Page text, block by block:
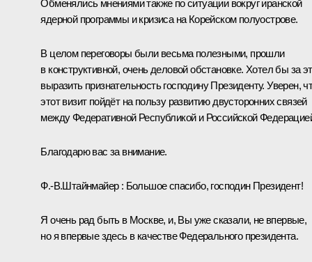
Обменялись мнениями также по ситуации вокруг иранской
ядерной программы и кризиса на Корейском полуострове.
В целом переговоры были весьма полезными, прошли
в конструктивной, очень деловой обстановке. Хотел бы за
выразить признательность господину Президенту. Уверен,
этот визит пойдёт на пользу развитию двусторонних связей
между Федеративной Республикой и Российской
Благодарю вас за внимание.
Ф.-В.Штайнмайер : Большое спасибо, господин Президент!
Я очень рад быть в Москве, и, Вы уже сказали, не впервые,
но я впервые здесь в качестве Федерального президента.